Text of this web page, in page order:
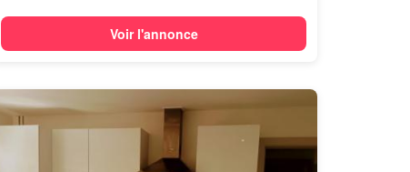
Voir l'annonce